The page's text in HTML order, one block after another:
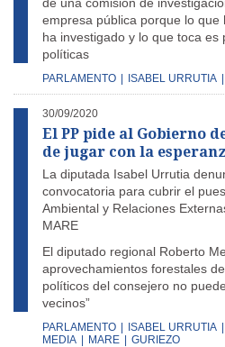
empresa pública porque lo que
ha investigado y lo que toca es
políticas
PARLAMENTO ISABEL URRUTIA
30/09/2020
El PP pide al Gobierno
de jugar con la
La diputada Isabel Urrutia
convocatoria para cubrir el
Ambiental y Relaciones
MARE
El diputado regional Roberto
aprovechamientos forestales
políticos del consejero no
vecinos”
PARLAMENTO ISABEL URRUTIA
MEDIA
MARE GURIEZO